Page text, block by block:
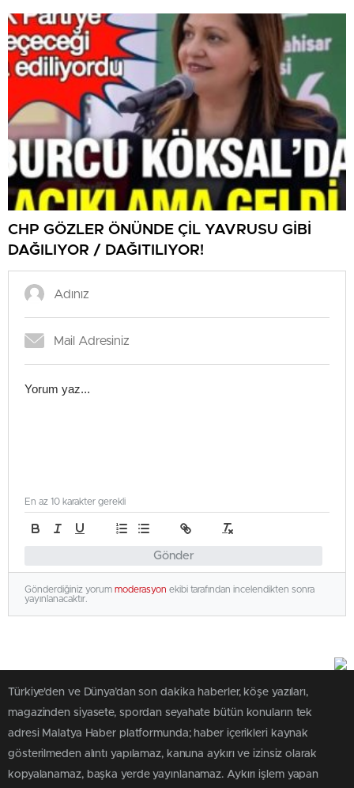
CHP GÖZLER ÖNÜNDE ÇİL YAVRUSU GİBİ
DAĞILIYOR / DAĞITILIYOR!
Gönder
En az 10 karakter gerekli
Gönderdiğiniz yorum moderasyon ekibi tarafından incelendikten sonra
yayınlanacaktır.
Türkiye'den ve Dünya’dan son dakika haberler, köşe yazıları,
magazinden siyasete, spordan seyahate bütün konuların tek
adresi Malatya Haber platformunda; haber içerikleri kaynak
gösterilmeden alıntı yapılamaz, kanuna aykırı ve izinsiz olarak
kopyalanamaz, başka yerde yayınlanamaz. Aykırı işlem yapan